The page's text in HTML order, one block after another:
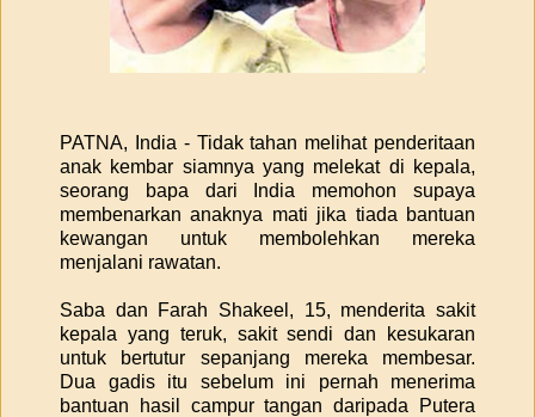
PATNA, India - Tidak tahan melihat penderitaan
anak kembar siamnya yang melekat di kepala,
seorang bapa dari India memohon supaya
membenarkan anaknya mati jika tiada bantuan
kewangan untuk membolehkan mereka
menjalani rawatan.
Saba dan Farah Shakeel, 15, menderita sakit
kepala yang teruk, sakit sendi dan kesukaran
untuk bertutur sepanjang mereka membesar.
Dua gadis itu sebelum ini pernah menerima
bantuan hasil campur tangan daripada Putera